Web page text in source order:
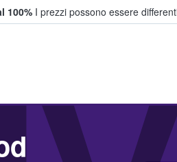
100% I prezzi possono essere